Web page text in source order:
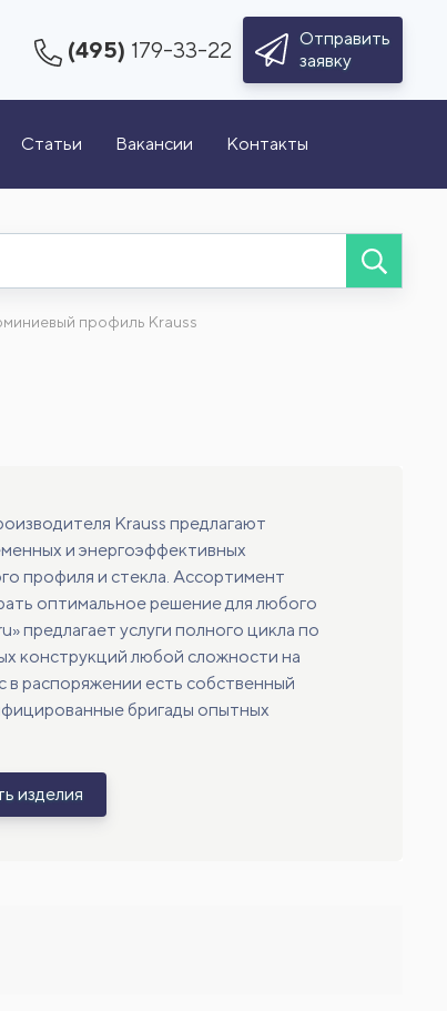
(495) 179-33-22
Отправить
заявку
Статьи Вакансии Контакты
профиль Krauss
Krauss предлагают
и энергоэффективных
профиля и стекла. Ассортимент
оптимальное решение для любого
предлагает услуги полного цикла по
конструкций любой сложности на
в распоряжении есть собственный
бригады опытных
изделия